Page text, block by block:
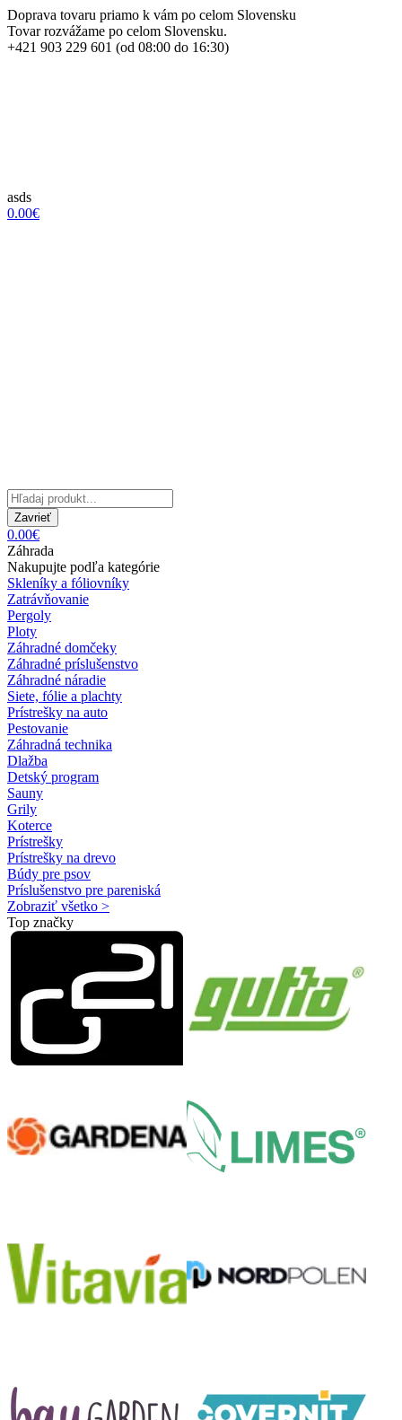
Doprava tovaru priamo k vám po celom Slovensku
Tovar rozvážame po celom Slovensku.
+421 903 229 601 (od 08:00 do 16:30)
asds
0.00€
Zavrieť
0.00€
Záhrada
Nakupujte podľa kategórie
Skleníky a fóliovníky
Zatrávňovanie
Pergoly
Ploty
Záhradné domčeky
Záhradné príslušenstvo
Záhradné náradie
Siete, fólie a plachty
Prístrešky na auto
Pestovanie
Záhradná technika
Dlažba
Detský program
Sauny
Grily
Koterce
Prístrešky
Prístrešky na drevo
Búdy pre psov
Príslušenstvo pre pareniská
Zobraziť všetko >
Top značky